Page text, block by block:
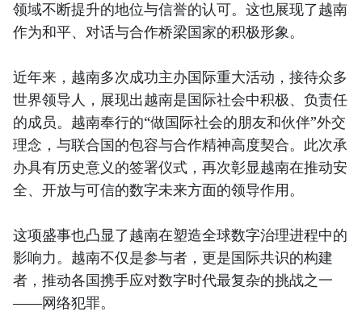
领域不断提升的地位与信誉的认可。这也展现了越南
作为和平、对话与合作桥梁国家的积极形象。
近年来，越南多次成功主办国际重大活动，接待众多
世界领导人，展现出越南是国际社会中积极、负责任
的成员。越南奉行的“做国际社会的朋友和伙伴”外交
理念，与联合国的包容与合作精神高度契合。此次承
办具有历史意义的签署仪式，再次彰显越南在推动安
全、开放与可信的数字未来方面的领导作用。
这项盛事也凸显了越南在塑造全球数字治理进程中的
影响力。越南不仅是参与者，更是国际共识的构建
者，推动各国携手应对数字时代最复杂的挑战之一
——网络犯罪。